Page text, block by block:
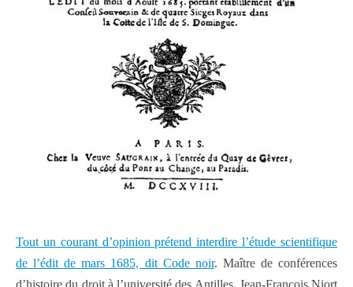
Tout un courant d’opinion prétend interdire l’étude scientifique
de l’édit de mars 1685, dit Code noir. Maître de conférences
d’histoire du droit à l’université des Antilles, Jean-François Niort